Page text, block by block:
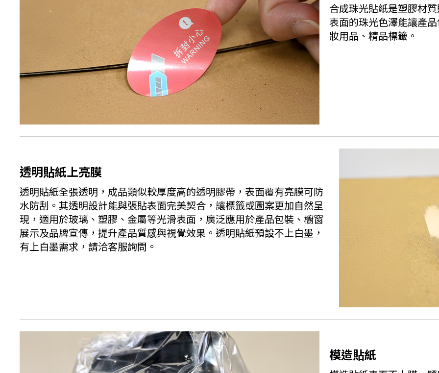
合成珠光貼紙是塑膠材
表面的珠光色澤能讓產
妝用品、精品標籤。
透明貼紙上亮膜
透明貼紙全張透明，成品類似較厚度高的透明膠帶，表面覆有亮膜可防
水防刮。其透明設計能與張貼表面完美契合，讓標籤或圖案更加自然呈
現，適用於玻璃、塑膠、金屬等光滑表面，廣泛應用於產品包裝、櫥窗
展示及品牌宣傳，提升產品質感與視覺效果。透明貼紙預設不上白墨，
有上白墨需求，請洽客服詢問。
模造貼紙